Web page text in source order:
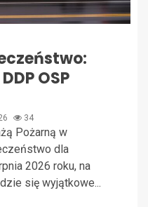
OSP
34
Pożarną w
dla
2026 roku, na
się wyjątkowe...